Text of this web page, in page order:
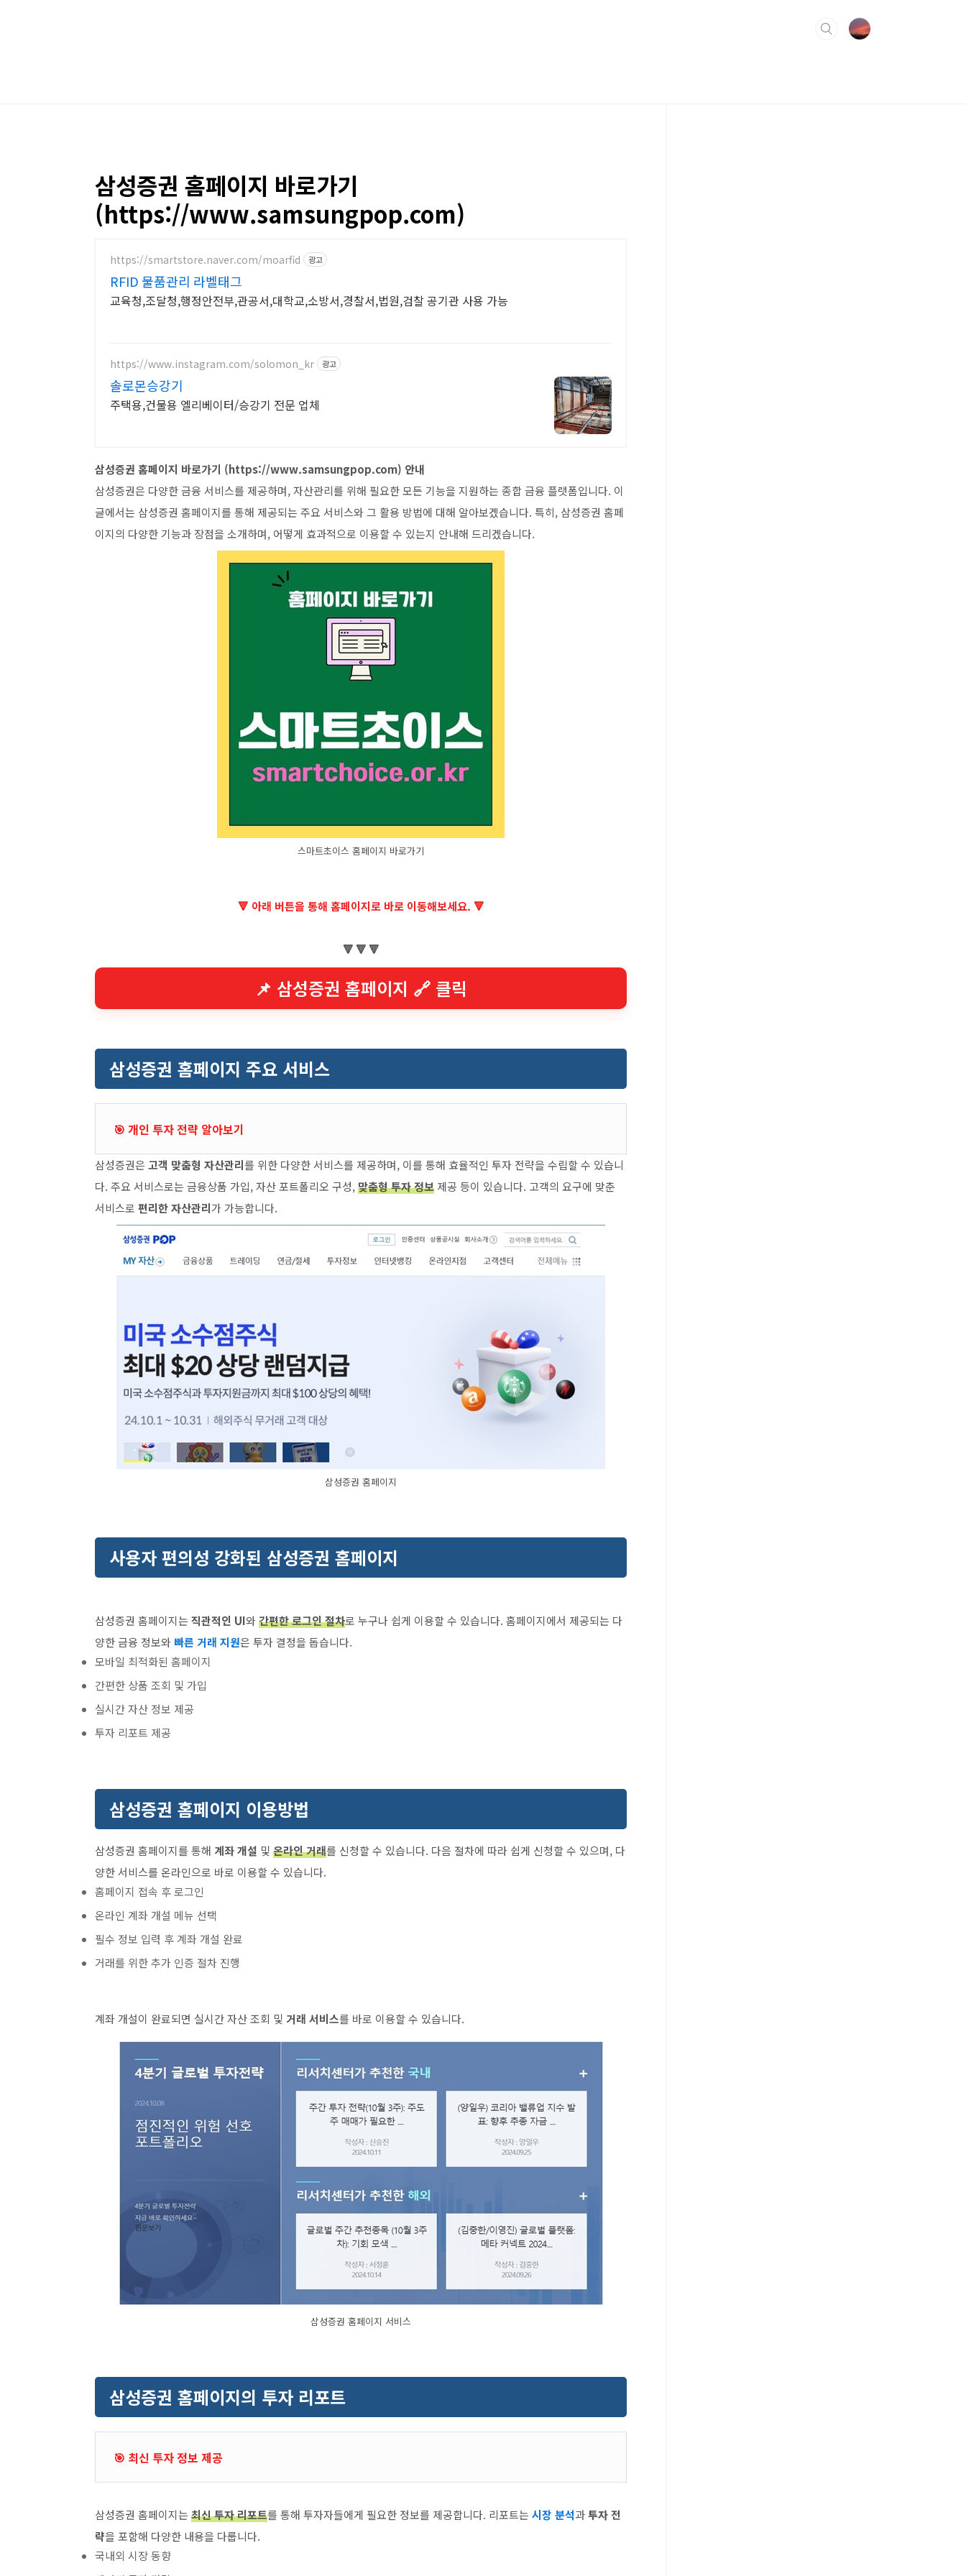
삼성증권 홈페이지 바로가기
(https://www.samsungpop.com)
https://smartstore.naver.com/moarfid 광고
RFID 물품관리 라벨태그
교육청,조달청,행정안전부,관공서,대학교,소방서,경찰서,법원,검찰 공기관 사용 가능
https://www.instagram.com/solomon_kr 광고
솔로몬승강기
주택용,건물용 엘리베이터/승강기 전문 업체
삼성증권 홈페이지 바로가기 (https://www.samsungpop.com) 안내
삼성증권은 다양한 금융 서비스를 제공하며, 자산관리를 위해 필요한 모든 기능을 지원하는 종합 금융 플랫폼입니다. 이
글에서는 삼성증권 홈페이지를 통해 제공되는 주요 서비스와 그 활용 방법에 대해 알아보겠습니다. 특히, 삼성증권 홈페
이지의 다양한 기능과 장점을 소개하며, 어떻게 효과적으로 이용할 수 있는지 안내해 드리겠습니다.
스마트초이스 홈페이지 바로가기
🔻 아래 버튼을 통해 홈페이지로 바로 이동해보세요. 🔻
🔻 🔻 🔻
📌 삼성증권 홈페이지 🔗 클릭
삼성증권 홈페이지 주요 서비스
🎯 개인 투자 전략 알아보기
삼성증권은 고객 맞춤형 자산관리를 위한 다양한 서비스를 제공하며, 이를 통해 효율적인 투자 전략을 수립할 수 있습니
다. 주요 서비스로는 금융상품 가입, 자산 포트폴리오 구성,맞춤형 투자 정보 제공 등이 있습니다. 고객의 요구에 맞춘
서비스로 편리한 자산관리가 가능합니다.
삼성증권 홈페이지
사용자 편의성 강화된 삼성증권 홈페이지
삼성증권 홈페이지는 직관적인 UI와 간편한 로그인 절차로 누구나 쉽게 이용할 수 있습니다. 홈페이지에서 제공되는 다
양한 금융 정보와 빠른 거래 지원은 투자 결정을 돕습니다.
모바일 최적화된 홈페이지
간편한 상품 조회 및 가입
실시간 자산 정보 제공
투자 리포트 제공
삼성증권 홈페이지 이용방법
삼성증권 홈페이지를 통해 계좌 개설 및 온라인 거래를 신청할 수 있습니다. 다음 절차에 따라 쉽게 신청할 수 있으며, 다
양한 서비스를 온라인으로 바로 이용할 수 있습니다.
홈페이지 접속 후 로그인
온라인 계좌 개설 메뉴 선택
필수 정보 입력 후 계좌 개설 완료
거래를 위한 추가 인증 절차 진행
계좌 개설이 완료되면 실시간 자산 조회 및 거래 서비스를 바로 이용할 수 있습니다.
삼성증권 홈페이지 서비스
삼성증권 홈페이지의 투자 리포트
🎯 최신 투자 정보 제공
삼성증권 홈페이지는 최신 투자 리포트를 통해 투자자들에게 필요한 정보를 제공합니다. 리포트는 시장 분석과투자 전
략을 포함해 다양한 내용을 다룹니다.
국내외 시장 동향